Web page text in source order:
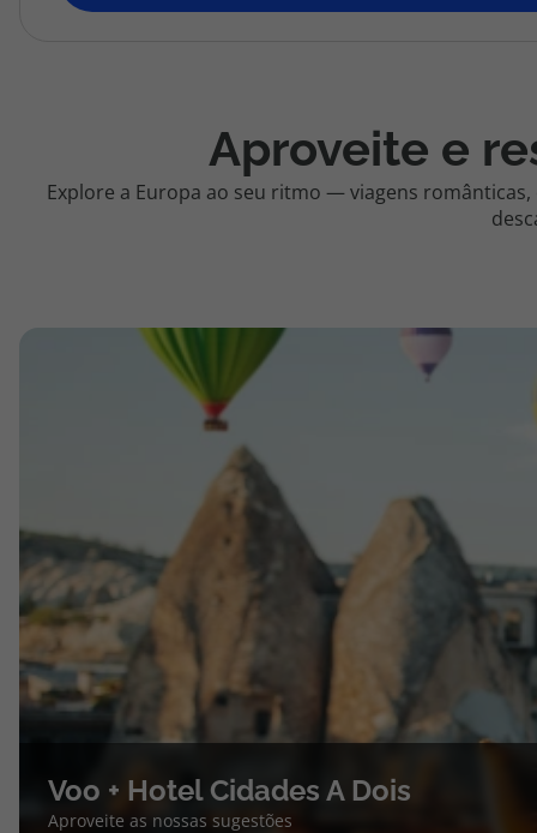
topatlantico@topatlantico.com
Aproveite e
Explore a Europa ao seu ritmo — viagens
Voo + Hotel Cidades A Dois
Aproveite as nossas sugestões